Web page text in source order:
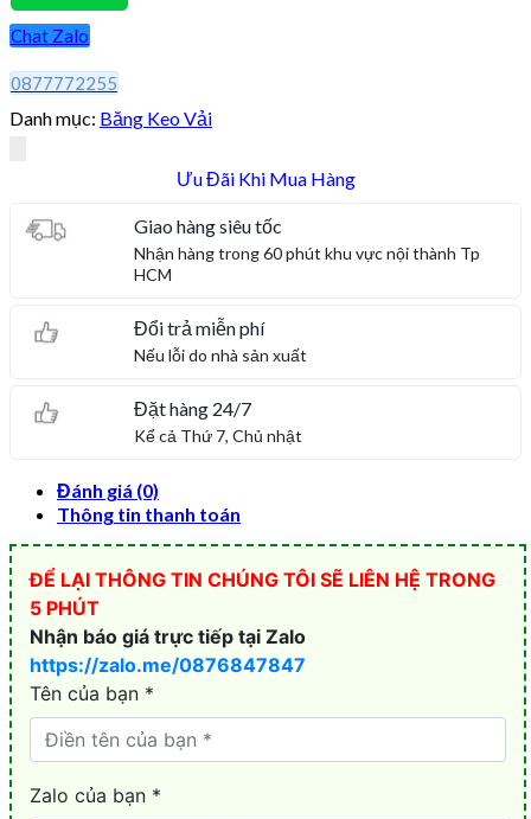
Chat Zalo
0877772255
Danh mục: Băng Keo Vải
Ưu Đãi Khi Mua Hàng
Giao hàng siêu tốc
Nhận hàng trong 60 phút khu vực nội thành Tp
HCM
Đổi trả miễn phí
Nếu lỗi do nhà sản xuất
Đặt hàng 24/7
Kể cả Thứ 7, Chủ nhật
Đánh giá (0)
Thông tin thanh toán